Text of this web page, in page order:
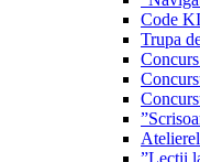
Code
Trupa